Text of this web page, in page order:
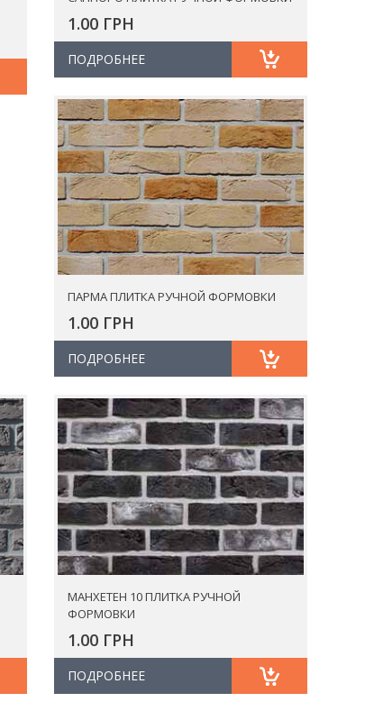
1.00 ГРН
ПОДРОБНЕЕ
ПАРМА ПЛИТКА РУЧНОЙ ФОРМОВКИ
1.00 ГРН
ПОДРОБНЕЕ
МАНХЕТЕН 10 ПЛИТКА РУЧНОЙ
ФОРМОВКИ
1.00 ГРН
ПОДРОБНЕЕ